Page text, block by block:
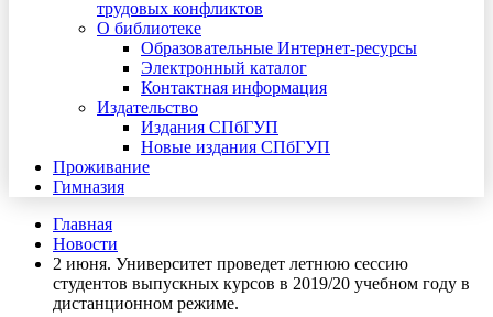
трудовых конфликтов
О библиотеке
Образовательные Интернет-ресурсы
Электронный каталог
Контактная информация
Издательство
Издания СПбГУП
Новые издания СПбГУП
Проживание
Гимназия
Главная
Новости
2 июня. Университет проведет летнюю сессию
студентов выпускных курсов в 2019/20 учебном году в
дистанционном режиме.